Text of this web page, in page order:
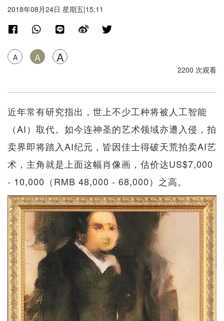
2018年08月24日 星期五|15:11
A A A
2200 次观看
近年常有研究指出，世上不少工种将被人工智能
（AI）取代。如今连神圣的艺术领域亦遭入侵，拍
卖界即将踏入AI纪元，皆因佳士得破天荒拍卖AI艺
术，主角就是上面这幅肖像画，估价达US$7,000
- 10,000（RMB 48,000 - 68,000）之高。